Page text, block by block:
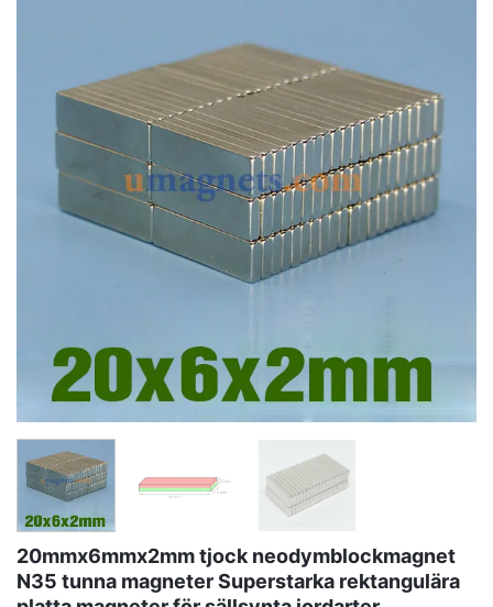
20mmx6mmx2mm tjock neodymblockmagnet
N35 tunna magneter Superstarka rektangulära